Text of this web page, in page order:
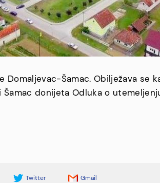
Domaljevac-Šamac. Obilježava se
Šamac donijeta Odluka o
Twitter Gmail